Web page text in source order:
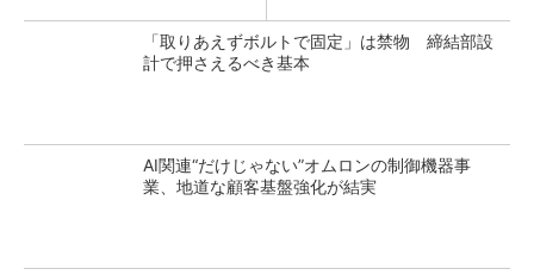
「取りあえずボルトで固定」は禁物 締結部設
計で押さえるべき基本
AI関連“だけじゃない”オムロンの制御機器事
業、地道な顧客基盤強化が結実